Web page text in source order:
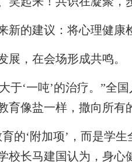
的建议：将心理健康
，在会场形成共鸣。
‘一吨’的治疗。”全
育像盐一样，撒向所有
‘附加项’，而是学生
校长马建国认为，身心